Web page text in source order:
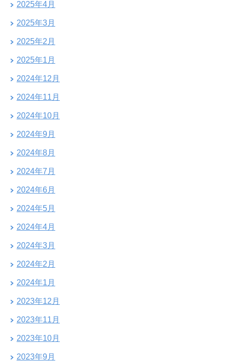
2025年4月
2025年3月
2025年2月
2025年1月
2024年12月
2024年11月
2024年10月
2024年9月
2024年8月
2024年7月
2024年6月
2024年5月
2024年4月
2024年3月
2024年2月
2024年1月
2023年12月
2023年11月
2023年10月
2023年9月